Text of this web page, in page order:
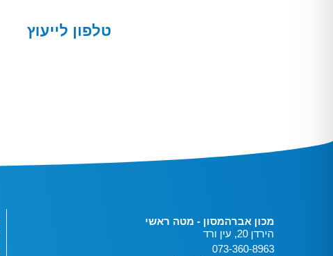
טלפון לייעוץ
מכון אברהמסון - מטה ראשי
הירדן 20, עין ורד
073-360-8963